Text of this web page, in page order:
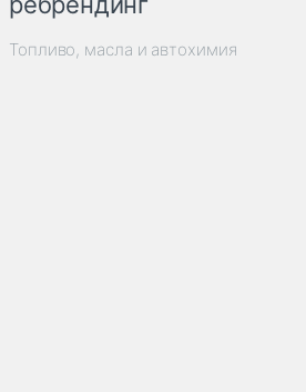
Топливо, масла и автохимия